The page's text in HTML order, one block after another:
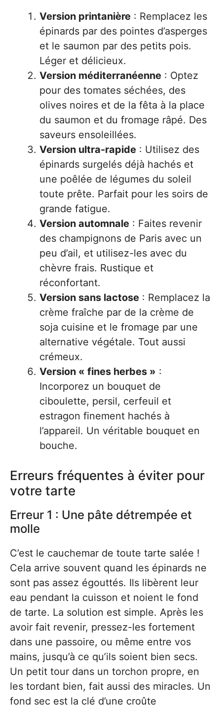
Version printanière : Remplacez les
épinards par des pointes d’asperges
et le saumon par des petits pois.
Léger et délicieux.
Version méditerranéenne : Optez
pour des tomates séchées, des
olives noires et de la fêta à la place
du saumon et du fromage râpé. Des
saveurs ensoleillées.
Version ultra-rapide : Utilisez des
épinards surgelés déjà hachés et
une poêlée de légumes du soleil
toute prête. Parfait pour les soirs de
grande fatigue.
Version automnale : Faites revenir
des champignons de Paris avec un
peu d’ail, et utilisez-les avec du
chèvre frais. Rustique et
réconfortant.
Version sans lactose : Remplacez la
crème fraîche par de la crème de
soja cuisine et le fromage par une
alternative végétale. Tout aussi
crémeux.
Version « fines herbes » :
Incorporez un bouquet de
ciboulette, persil, cerfeuil et
estragon finement hachés à
l’appareil. Un véritable bouquet en
bouche.
Erreurs fréquentes à éviter pour
votre tarte
Erreur 1 : Une pâte détrempée et
molle
C’est le cauchemar de toute tarte salée !
Cela arrive souvent quand les épinards ne
sont pas assez égouttés. Ils libèrent leur
eau pendant la cuisson et noient le fond
de tarte. La solution est simple. Après les
avoir fait revenir, pressez-les fortement
dans une passoire, ou même entre vos
mains, jusqu’à ce qu’ils soient bien secs.
Un petit tour dans un torchon propre, en
les tordant bien, fait aussi des miracles. Un
fond sec est la clé d’une croûte